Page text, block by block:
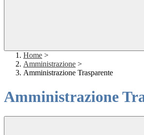
Home >
Amministrazione >
Amministrazione Trasparente
Amministrazione